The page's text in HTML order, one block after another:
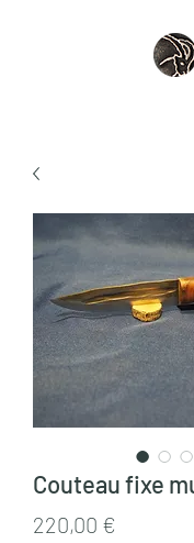
Couteau fixe
220,00 €